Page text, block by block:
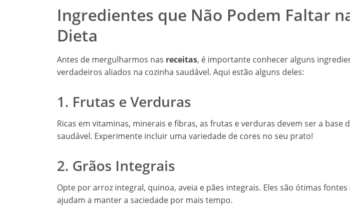
Ingredientes que Não Podem Faltar
Dieta
Antes de mergulharmos nas receitas, é importante conhecer alguns
verdadeiros aliados na cozinha saudável. Aqui estão alguns deles:
1. Frutas e Verduras
Ricas em vitaminas, minerais e fibras, as frutas e verduras devem ser a base
saudável. Experimente incluir uma variedade de cores no seu prato!
2. Grãos Integrais
Opte por arroz integral, quinoa, aveia e pães integrais. Eles são ótimas fontes
ajudam a manter a saciedade por mais tempo.